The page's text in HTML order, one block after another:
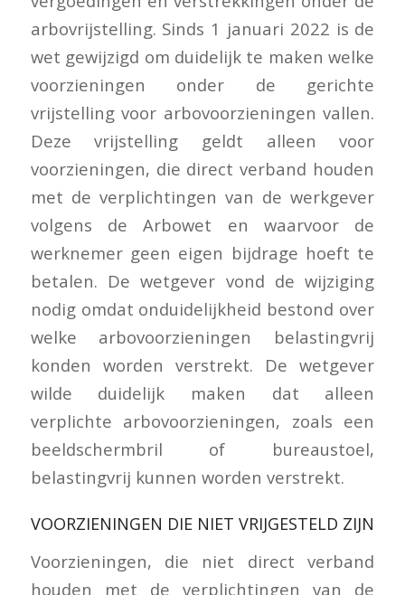
arbovrijstelling. Sinds 1 januari 2022 is de
wet gewijzigd om duidelijk te maken welke
voorzieningen onder de gerichte
vrijstelling voor arbovoorzieningen vallen.
Deze vrijstelling geldt alleen voor
voorzieningen, die direct verband houden
met de verplichtingen van de werkgever
volgens de Arbowet en waarvoor de
werknemer geen eigen bijdrage hoeft te
betalen. De wetgever vond de wijziging
nodig omdat onduidelijkheid bestond over
welke arbovoorzieningen belastingvrij
konden worden verstrekt. De wetgever
wilde duidelijk maken dat alleen
verplichte arbovoorzieningen, zoals een
beeldschermbril of bureaustoel,
belastingvrij kunnen worden verstrekt.
VOORZIENINGEN DIE NIET VRIJGESTELD ZIJN
Voorzieningen, die niet direct verband
houden met de verplichtingen van de